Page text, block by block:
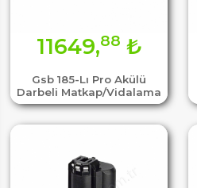
Gsb 185-Lı Pro Akülü
Darbeli Matkap/Vidalama
11649,88 ₺